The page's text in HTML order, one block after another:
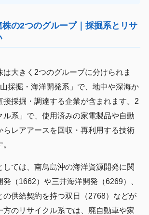
株の2つのグループ｜採掘系とリサ
は大きく2つのグループに分けられま
採掘・海洋開発系」で、地中や深海か
接採掘・調達する企業が含まれます。2
ル系」で、使用済みの家電製品や自動
らレアアースを回収・再利用する技術
しては、南鳥島沖の海洋資源開発に関
（1662）や三井海洋開発（6269）、
の供給契約を持つ双日（2768）などが
方のリサイクル系では、廃自動車や家